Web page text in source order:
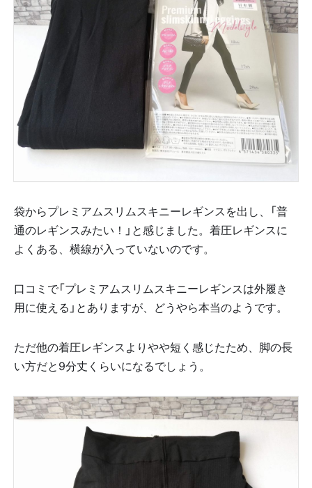
袋からプレミアムスリムスキニーレギンスを出し、「普
通のレギンスみたい！」と感じました。着圧レギンスに
よくある、横線が入っていないのです。
口コミで「プレミアムスリムスキニーレギンスは外履き
用に使える」とありますが、どうやら本当のようです。
ただ他の着圧レギンスよりやや短く感じたため、脚の長
い方だと9分丈くらいになるでしょう。